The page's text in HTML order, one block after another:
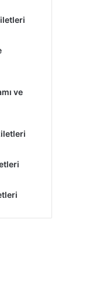
ve